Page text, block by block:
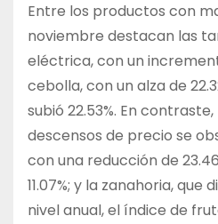
Entre los productos con
noviembre destacan las
eléctrica, con un
cebolla, con un alza de
subió 22.53%. En
descensos de precio se
con una reducción de
11.07%; y la zanahoria, que
nivel anual, el índice de